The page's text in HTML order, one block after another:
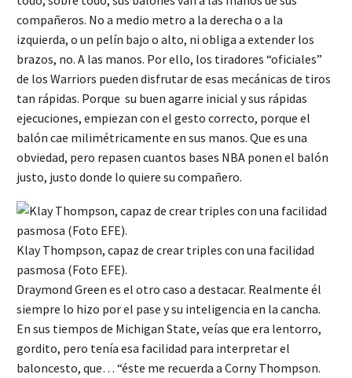
compañeros. No a medio metro a la derecha o a la
izquierda, o un pelín bajo o alto, ni obliga a extender los
brazos, no. A las manos. Por ello, los tiradores “oficiales”
de los Warriors pueden disfrutar de esas mecánicas de tiros
tan rápidas. Porque su buen agarre inicial y sus rápidas
ejecuciones, empiezan con el gesto correcto, porque el
balón cae milimétricamente en sus manos. Que es una
obviedad, pero repasen cuantos bases NBA ponen el balón
justo, justo donde lo quiere su compañero.
Klay Thompson, capaz de crear triples con una facilidad
pasmosa (Foto EFE).
Draymond Green es el otro caso a destacar. Realmente él
siempre lo hizo por el pase y su inteligencia en la cancha.
En sus tiempos de Michigan State, veías que era lentorro,
gordito, pero tenía esa facilidad para interpretar el
baloncesto, que… “éste me recuerda a Corny Thompson.